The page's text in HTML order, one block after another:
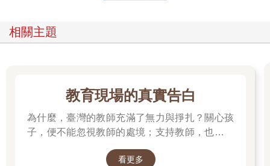
告」也提到，網路成癮的程度越嚴重，相關的身體化症狀就越
文字的時候，就有相當大比例的同學念不下書──這就是上癮了。
●語文能力嚴重退化的學生
有回下課後，我如往常在輔導區為同學們解惑。輪到晨曦時，她
的神情看起來像重度失眠者，問問題的語句散亂，並且時不時說
「講慢一點」、「再講一次」和「我剛剛恍神沒聽到」。
相關主題
教育現場的真實告白
為什麼，臺灣的教師充滿了無力與掙扎？關心孩
子，便不能忽視教師的處境；支持教師，也就是
看更多